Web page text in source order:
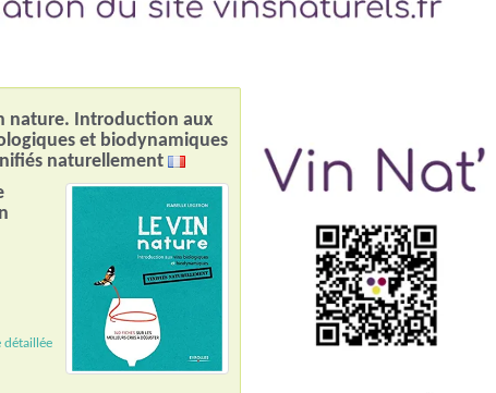
nature. Introduction aux
et biodynamiques
naturellement
détaillée